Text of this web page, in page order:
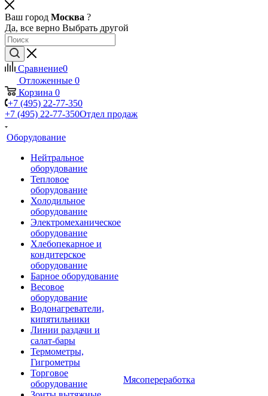
Ваш город Москва ?
Да, все верно Выбрать другой
Сравнение0
Отложенные 0
Корзина 0
+7 (495) 22-77-350
+7 (495) 22-77-350Отдел продаж
Оборудование
Нейтральное
оборудование
Тепловое
оборудование
Холодильное
оборудование
Электромеханическое
оборудование
Хлебопекарное и
кондитерское
оборудование
Барное оборудование
Весовое
оборудование
Водонагреватели,
кипятильники
Линии раздачи и
салат-бары
Термометры,
Гигрометры
Торговое
оборудование
Мясопереработка